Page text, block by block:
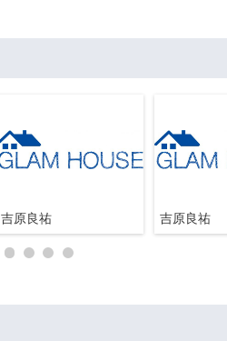
吉原良祐 吉原良祐